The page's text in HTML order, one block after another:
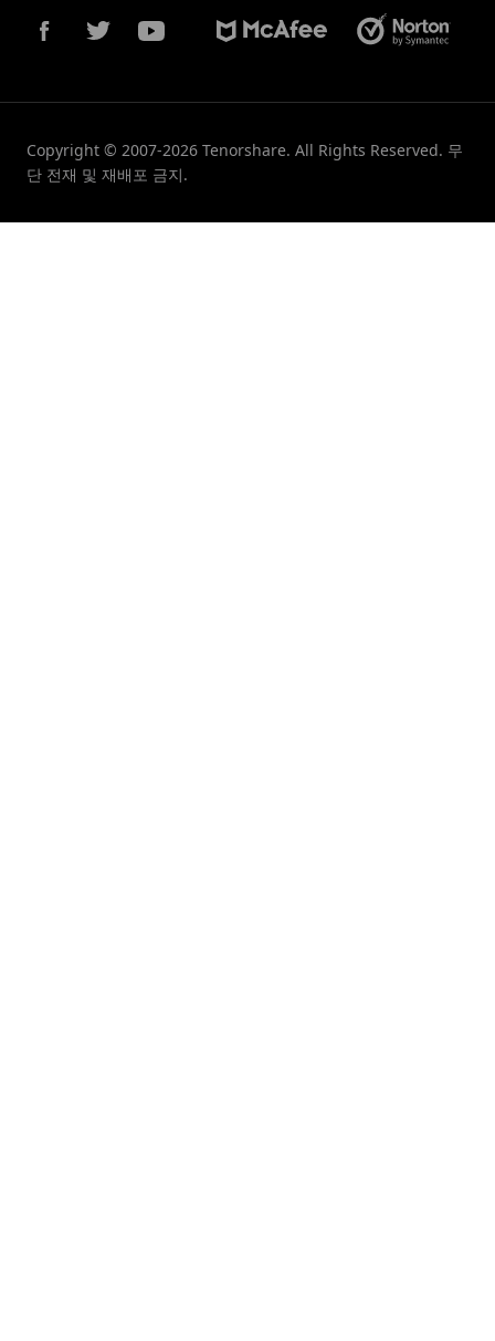
Copyright © 2007-2026 Tenorshare. All Rights Reserved. 무
단 전재 및 재배포 금지.